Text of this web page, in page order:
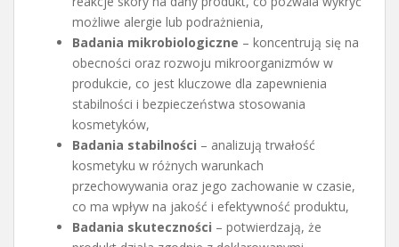
możliwe alergie lub podrażnienia,
Badania mikrobiologiczne – koncentrują się na
obecności oraz rozwoju mikroorganizmów w
produkcie, co jest kluczowe dla zapewnienia
stabilności i bezpieczeństwa stosowania
kosmetyków,
Badania stabilności – analizują trwałość
kosmetyku w różnych warunkach
przechowywania oraz jego zachowanie w czasie,
co ma wpływ na jakość i efektywność produktu,
Badania skuteczności – potwierdzają, że